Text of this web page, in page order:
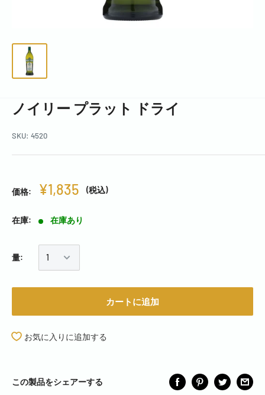
ノイリー プラット ドライ
SKU: 4520
価格: ¥1,835 (税込)
在庫: 在庫あり
量:
カートに追加
お気に入りに追加する
この製品をシェアーする